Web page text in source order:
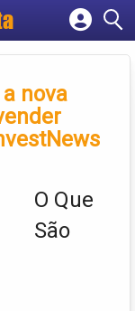
nova
O Que
São